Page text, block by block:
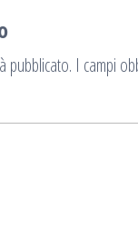
pubblicato. I campi